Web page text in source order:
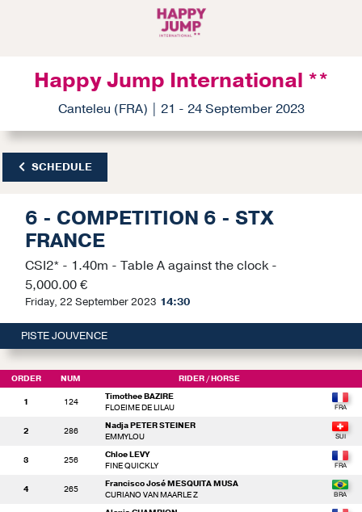
Happy Jump International **
Canteleu (FRA) | 21 - 24 September 2023
SCHEDULE
6 - COMPETITION 6 - STX
FRANCE
CSI2* - 1.40m - Table A against the clock -
5,000.00 €
Friday, 22 September 2023 14:30
PISTE JOUVENCE
ORDER NUM RIDER / HORSE
1 124
Timothee BAZIRE
FLOEIME DE LILAU
2 286
Nadja PETER STEINER
EMMYLOU
3 256
Chloe LEVY
FINE QUICKLY
4 265
Francisco José MESQUITA MUSA
CURIANO VAN MAARLE Z